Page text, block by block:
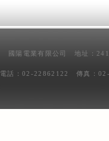
國陽電業有限公司 地址：
電話：02-22862122 傳真：